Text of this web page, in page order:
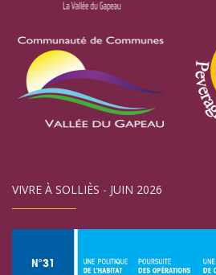
VIVRE À SOLLIÈS - JUIN 2026